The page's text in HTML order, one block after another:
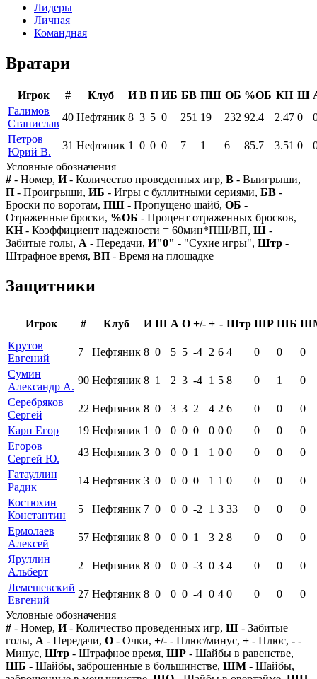
Лидеры
Личная
Командная
Вратари
Игрок # Клуб И В П ИБ БВ ПШ ОБ %ОБ КН Ш
Галимов
Станислав
40 Нефтяник 8 3 5 0 251 19 232 92.4 2.47 0
Петров
Юрий В.
31 Нефтяник 1 0 0 0 7 1 6 85.7 3.51 0
Условные обозначения
# - Номер, И- Количество проведенных игр, В - Выигрыши,
П - Проигрыши, ИБ - Игры с буллитными сериями, БВ -
Броски по воротам, ПШ - Пропущено шайб, ОБ -
Отраженные броски, %ОБ - Процент отраженных бросков,
КН- Коэффициент надежности = 60мин*ПШ/ВП, Ш -
Забитые голы, А - Передачи, И"0" - "Сухие игры", Штр -
Штрафное время, ВП - Время на площадке
Защитники
Игрок # Клуб И Ш А О +/- + - Штр ШР ШБ
Крутов
Евгений
7 Нефтяник 8 0 5 5 -4 2 6 4 0 0
0
Сумин
Александр А.
90 Нефтяник 8 1 2 3 -4 1 5 8 0 1
0
Серебряков
Сергей
22 Нефтяник 8 0 3 3 2 4 2 6 0 0
0
Карп Егор
19 Нефтяник 1 0 0 0 0 0 0 0 0 0
0
Егоров
Сергей Ю.
43 Нефтяник 3 0 0 0 1 1 0 0 0 0
0
Гатауллин
Радик
14 Нефтяник 3 0 0 0 0 1 1 0 0 0
0
Костюхин
Константин
5 Нефтяник 7 0 0 0 -2 1 3 33 0 0
0
Ермолаев
Алексей
57 Нефтяник 8 0 0 0 1 3 2 8 0 0
0
Яруллин
Альберт
2 Нефтяник 8 0 0 0 -3 0 3 4 0 0
0
Лемешевский
Евгений
27 Нефтяник 8 0 0 0 -4 0 4 0 0 0
0
Условные обозначения
# - Номер, И- Количество проведенных игр, Ш - Забитые
голы, А - Передачи, О - Очки, +/- - Плюс/минус, + - Плюс, - -
Минус, Штр - Штрафное время, ШР - Шайбы в равенстве,
ШБ - Шайбы, заброшенные в большинстве, ШМ - Шайбы,